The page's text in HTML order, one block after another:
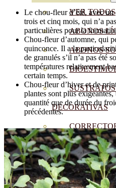
VER TODOS
ABONOS
ABONOS
DECORATIVAS
CARENCIAS
Le chou-fleur d’été, avec
trois et cinq mois, qui n’a
particulières pour la
Chou-fleur d’automne, qui
quinconce. Il a la
de granulés s’il n’a pas été
températures relativement
certain temps.
Chou-fleur d’hiver et de
plantes sont plus exigeantes,
quantité que de durée du
précédentes.